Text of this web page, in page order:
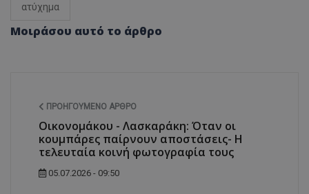
ατύχημα
Μοιράσου αυτό το άρθρο
ΠΡΟΗΓΟΎΜΕΝΟ ΆΡΘΡΟ
Οικονομάκου - Λασκαράκη: Όταν οι
κουμπάρες παίρνουν αποστάσεις- Η
τελευταία κοινή φωτογραφία τους
05.07.2026 - 09:50